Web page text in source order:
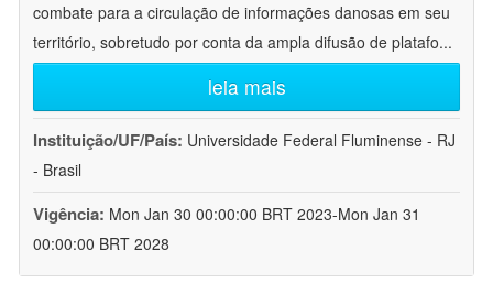
combate para a circulação de informações danosas em seu
território, sobretudo por conta da ampla difusão de platafo...
leia mais
Instituição/UF/País: Universidade Federal Fluminense - RJ
- Brasil
Vigência: Mon Jan 30 00:00:00 BRT 2023-Mon Jan 31
00:00:00 BRT 2028